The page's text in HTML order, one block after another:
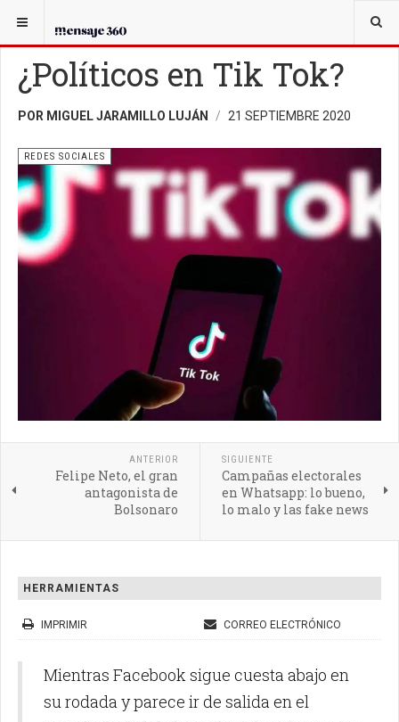
USTED ESTÁ AQUÍ:
¿Políticos en Tik Tok?
POR MIGUEL JARAMILLO LUJÁN 21 SEPTIEMBRE 2020
REDES SOCIALES
ANTERIOR
Felipe Neto, el gran
antagonista de
Bolsonaro
SIGUIENTE
Campañas electorales
en Whatsapp: lo bueno,
lo malo y las fake news
HERRAMIENTAS
IMPRIMIR CORREO ELECTRÓNICO
Mientras Facebook sigue cuesta abajo en
su rodada y parece ir de salida en el